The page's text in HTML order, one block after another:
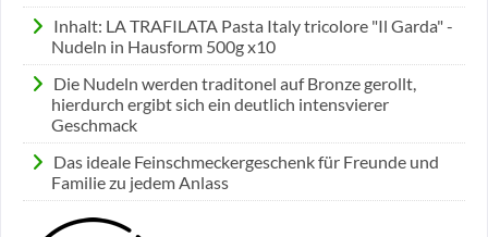
Inhalt: LA TRAFILATA Pasta Italy tricolore "Il Garda" -
Nudeln in Hausform 500g x10
Die Nudeln werden traditonel auf Bronze gerollt,
hierdurch ergibt sich ein deutlich intensvierer
Geschmack
Das ideale Feinschmeckergeschenk für Freunde und
Familie zu jedem Anlass